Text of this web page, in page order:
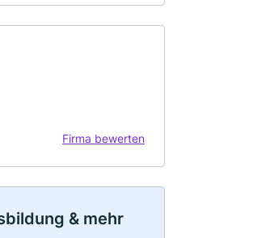
Firma bewerten
& mehr